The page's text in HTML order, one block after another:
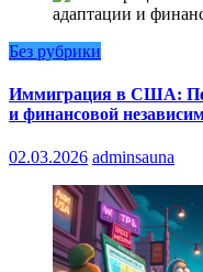
Без рубрики
Иммиграция в США:
и финансовой
02.03.2026 adminsauna